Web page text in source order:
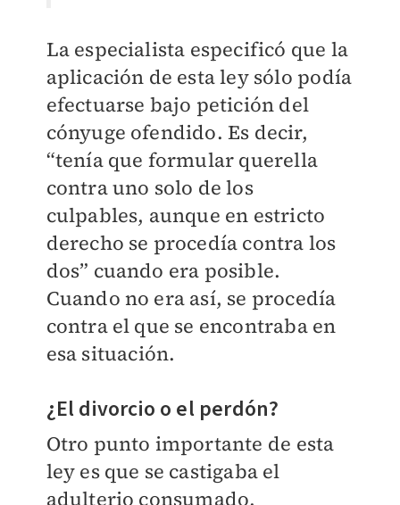
La especialista especificó que la
aplicación de esta ley sólo podía
efectuarse bajo petición del
cónyuge ofendido. Es decir,
“tenía que formular querella
contra uno solo de los
culpables, aunque en estricto
derecho se procedía contra los
dos” cuando era posible.
Cuando no era así, se procedía
contra el que se encontraba en
esa situación.
¿El divorcio o el perdón?
Otro punto importante de esta
ley es que se castigaba el
adulterio consumado,